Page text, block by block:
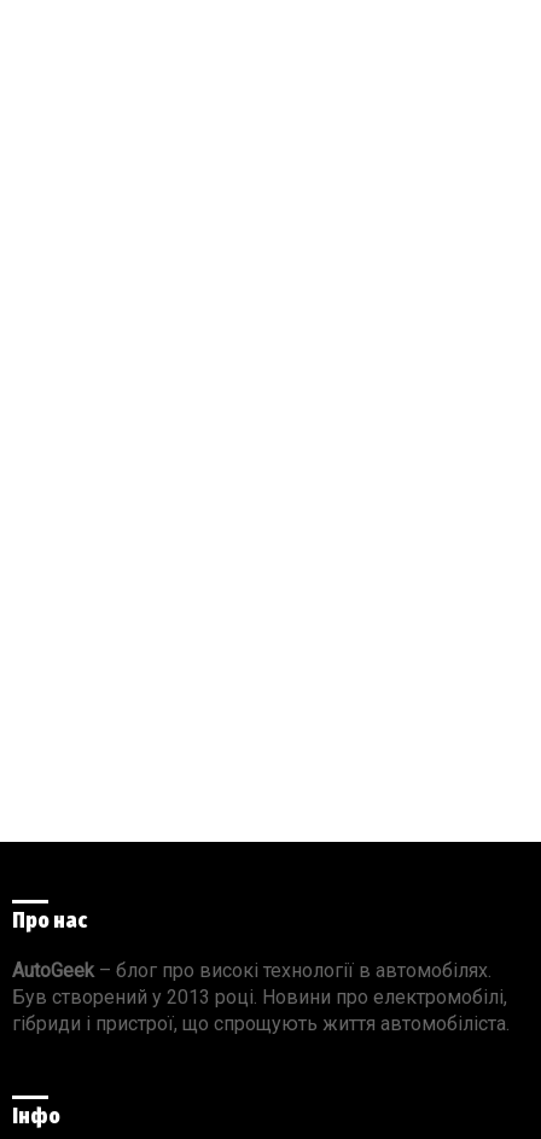
Про нас
AutoGeek– блог про високі технології в автомобілях.
Був створений у 2013 році. Новини про електромобілі,
гібриди і пристрої, що спрощують життя автомобіліста.
Інфо